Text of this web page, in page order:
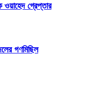
গ্রেপ্তার
গণমিছিল